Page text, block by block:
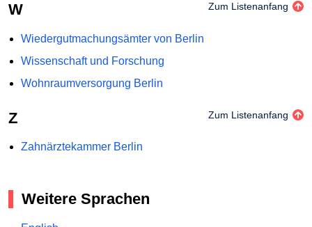
W Zum Listenanfang
Wiedergutmachungsämter von Berlin
Wissenschaft und Forschung
Wohnraumversorgung Berlin
Z Zum Listenanfang
Zahnärztekammer Berlin
Weitere Sprachen